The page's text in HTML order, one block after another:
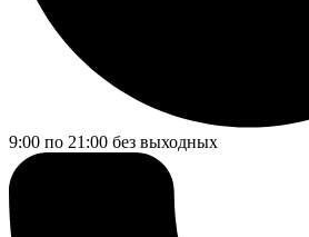
9:00 по 21:00 без выходных